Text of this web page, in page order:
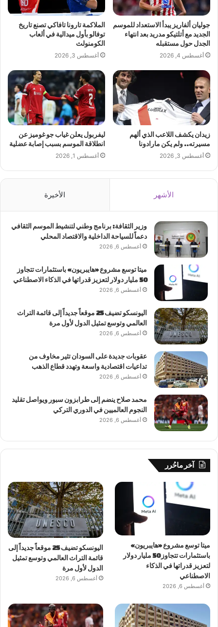
جوليان ألفاريز يبدأ الاستعداد للموسم
الجديد مع أتلتيكو مدريد بعد انتهاء
الجدل حول مستقبله
أغسطس 4, 2026
الملاكمة تارونا تافاكي تصنع تاريخ
توفالو بأول ميدالية في ألعاب
الكومنولث
أغسطس 3, 2026
زيدان يكشف اللاعب الذي ألهم
مسيرته.. ولم يكن مارادونا
أغسطس 3, 2026
ليفربول يعلن غياب جو غوميز عن
انطلاقة الموسم بسبب إصابة عضلية
أغسطس 1, 2026
الأشهر الأخيرة
وزير الثقافة: برنامج وطني لتنشيط الموسم الثقافي
دعماً للسياحة الداخلية والاقتصاد المحلي
أغسطس 6, 2026
ميتا توسع مشروع «هايبريون» باستثمارات تتجاوز
50 مليار دولار لتعزيز قدراتها في الذكاء الاصطناعي
أغسطس 6, 2026
اليونسكو تضيف 25 موقعاً جديداً إلى قائمة التراث
العالمي وتوسع تمثيل الدول لأول مرة
أغسطس 6, 2026
عقوبات جديدة على السودان تثير مخاوف من
تداعيات اقتصادية واسعة وتهدد قطاع الذهب
أغسطس 6, 2026
محمد صلاح ينضم إلى طرابزون سبور ويواصل تقليد
النجوم العالميين في الدوري التركي
أغسطس 6, 2026
آخر ماحُرر
ميتا توسع مشروع «هايبريون»
باستثمارات تتجاوز 50 مليار دولار
لتعزيز قدراتها في الذكاء
الاصطناعي
أغسطس 6, 2026
اليونسكو تضيف 25 موقعاً جديداً إلى
قائمة التراث العالمي وتوسع تمثيل
الدول لأول مرة
أغسطس 6, 2026